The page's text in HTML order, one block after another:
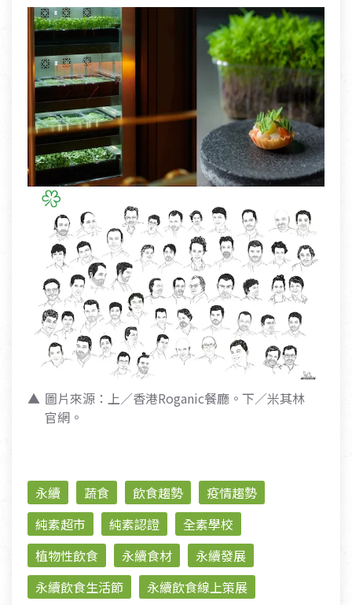
圖片來源：上／香港Roganic餐廳。下／米其林
官網。
永續 蔬食 飲食趨勢
疫情趨勢
純素超市
純素認證
全素學校
植物性飲食
永續食材
永續發展
永續飲食生活節
永續飲食線上策展